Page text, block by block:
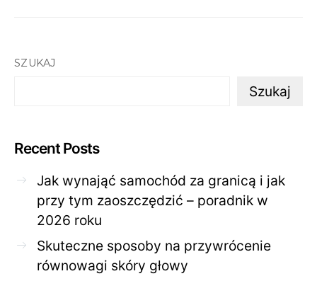
SZUKAJ
Szukaj
Recent Posts
Jak wynająć samochód za granicą i jak
przy tym zaoszczędzić – poradnik w
2026 roku
Skuteczne sposoby na przywrócenie
równowagi skóry głowy